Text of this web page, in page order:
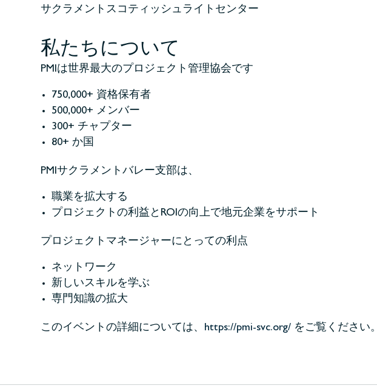
サクラメントスコティッシュライトセンター
私たちについて
PMIは世界最大のプロジェクト管理協会です
750,000+ 資格保有者
500,000+ メンバー
300+ チャプター
80+ か国
PMIサクラメントバレー支部は、
職業を拡大する
プロジェクトの利益とROIの向上で地元企業をサポート
プロジェクトマネージャーにとっての利点
ネットワーク
新しいスキルを学ぶ
専門知識の拡大
このイベントの詳細については、 https://pmi-svc.org/ をご覧ください。